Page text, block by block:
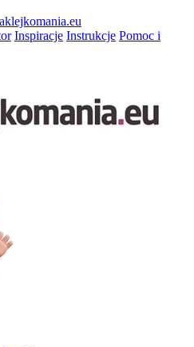
Inspiracje Instrukcje Pomoc i